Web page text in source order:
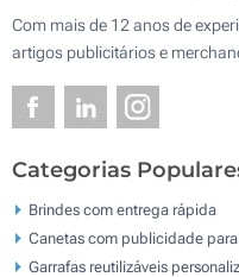
Com mais de 12 anos de
artigos publicitários e
Categorias
Brindes com entrega rápida
Canetas com publicidade
Garrafas reutilizáveis